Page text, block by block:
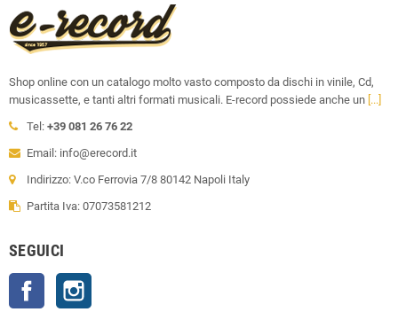
Shop online con un catalogo molto vasto composto da dischi in vinile, Cd,
musicassette, e tanti altri formati musicali. E-record possiede anche un [...]
Tel: +39 081 26 76 22
Email: info@erecord.it
Indirizzo: V.co Ferrovia 7/8 80142 Napoli Italy
Partita Iva: 07073581212
SEGUICI
Facebook